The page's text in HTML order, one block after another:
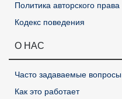
Политика авторского права
Кодекс поведения
О НАС
Часто задаваемые вопросы
Как это работает